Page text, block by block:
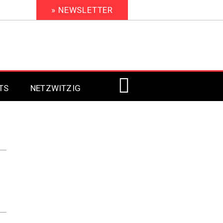
» NEWSLETTER
Signage 2019
NETZWITZIG